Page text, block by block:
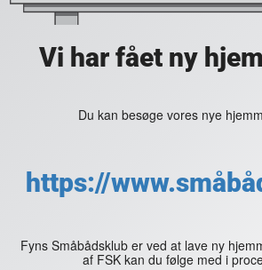
Vi har fået ny
Du kan besøge vores nye
https://
Fyns Småbådsklub er ved at lave ny
af FSK kan du følge med i